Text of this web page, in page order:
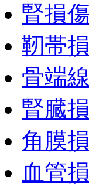
腎損傷
靭帯
骨端
腎臓
角膜
血管